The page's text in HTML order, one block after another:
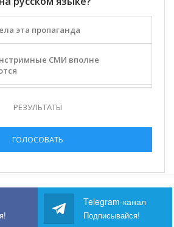
эта пропаганда
СМИ вполне
РЕЗУЛЬТАТЫ
ГОЛОСОВАТЬ
Telegram-канал
Подписывайся!